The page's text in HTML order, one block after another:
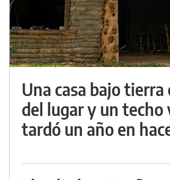
Una casa bajo
del lugar y un techo
tardó un año en